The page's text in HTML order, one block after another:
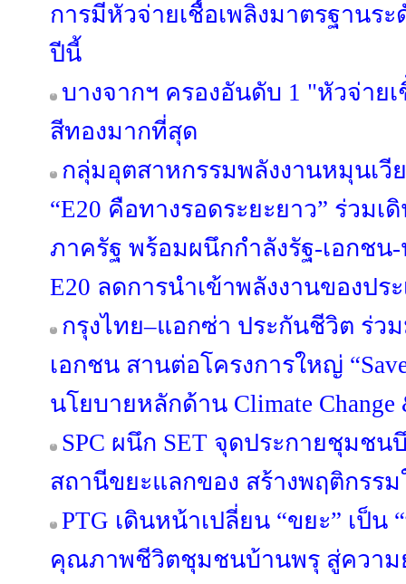
การมีหัวจ่ายเชื้อเพลิงมาตรฐานร
ปีนี้
บางจากฯ ครองอันดับ 1 "หัวจ่าย
สีทองมากที่สุด
กลุ่มอุตสาหกรรมพลังงานหมุนเวี
“E20 คือทางรอดระยะยาว” ร่วม
ภาครัฐ พร้อมผนึกกำลังรัฐ-เอกช
E20 ลดการนำเข้าพลังงานของปร
กรุงไทย–แอกซ่า ประกันชีวิต ร่ว
เอกชน สานต่อโครงการใหญ่
นโยบายหลักด้าน Climate Change
SPC ผนึก SET จุดประกายชุมช
สถานีขยะแลกของ สร้างพฤติกรร
PTG เดินหน้าเปลี่ยน “ขยะ” เป็น
คุณภาพชีวิตชุมชนบ้านพรุ สู่ความ